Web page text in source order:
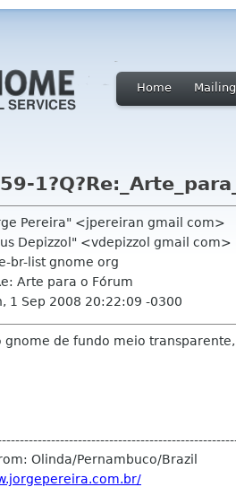
Home
Pereira" <jpereiran gmail com>
Depizzol" <vdepizzol gmail com>
br-list gnome org
Arte para o Fórum
1 Sep 2008 20:22:09 -0300
gnome de fundo meio
Olinda/Pernambuco/Brazil